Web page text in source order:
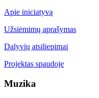
Apie iniciatyvą
Užsiėmimų aprašymas
Dalyvių atsiliepimai
Projektas spaudoje
Muzika